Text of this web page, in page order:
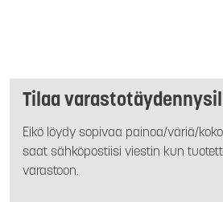
Tilaa
Eikö löydy sopivaa painoa/väriä/
saat sähköpostiisi viestin kun
varastoon.